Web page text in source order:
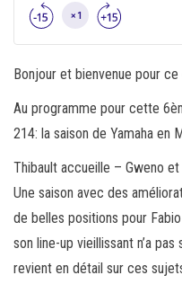
Bonjour et bienvenue pour
Au programme pour cette
214: la saison de Yamaha en
Thibault accueille – Gweno et
Une saison avec des
de belles positions pour
son line-up vieillissant n’a
revient en détail sur ces